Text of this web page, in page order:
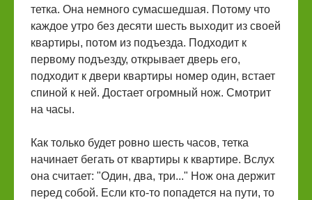
тетка. Она немного сумасшедшая. Потому что
каждое утро без десяти шесть выходит из своей
квартиры, потом из подъезда. Подходит к
первому подъезду, открывает дверь его,
подходит к двери квартиры номер один, встает
спиной к ней. Достает огромный нож. Смотрит
на часы.
Как только будет ровно шесть часов, тетка
начинает бегать от квартиры к квартире. Вслух
она считает: "Один, два, три..." Нож она держит
перед собой. Если кто-то попадется на пути, то